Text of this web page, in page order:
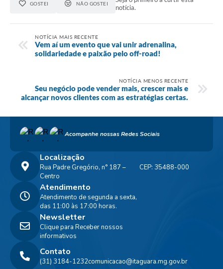
GOSTEI NÃO GOSTEI
notícia.
NOTÍCIA MAIS RECENTE
Vem aí um evento que vai unir adrenalina,
solidariedade e paixão pelo off-road!
NOTÍCIA MENOS RECENTE
Seu negócio pode vender mais, crescer mais e
alcançar novos clientes com as estratégias certas.
Acompanhe nossas Redes Sociais
Localização
Rua Padre Gregório, n° 187 –
Centro
CEP: 35488-000
Contato
(31) 3184-1232comunicacao@itaguara.mg.gov.br
Atendimento
Atendimento de segunda a sexta,
das 11:00 às 17:00 horas.
Newsletter
Clique para Receber nossos
informativos